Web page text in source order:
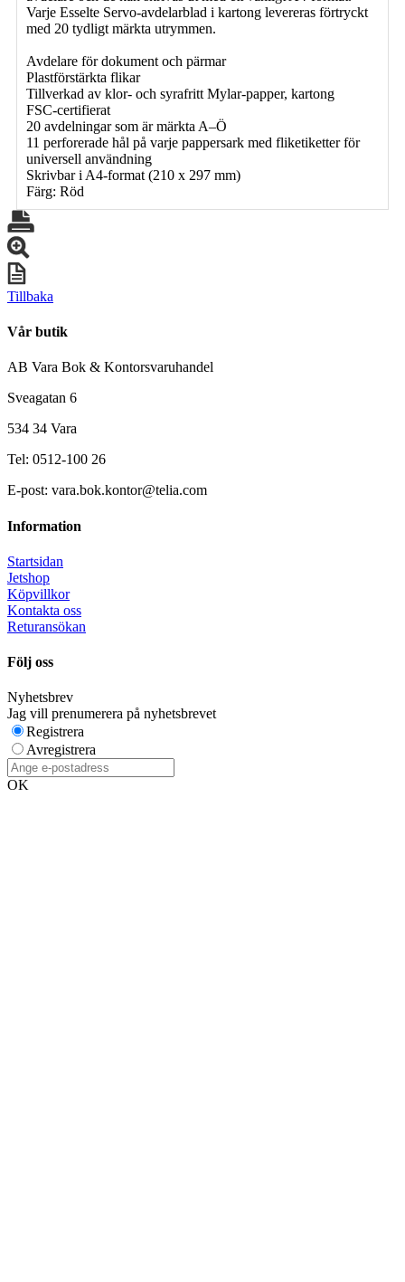
Varje Esselte Servo-avdelarblad i kartong levereras förtryckt
med 20 tydligt märkta utrymmen.
Avdelare för dokument och pärmar
Plastförstärkta flikar
Tillverkad av klor- och syrafritt Mylar-papper, kartong
FSC-certifierat
20 avdelningar som är märkta A–Ö
11 perforerade hål på varje pappersark med fliketiketter för
universell användning
Skrivbar i A4-format (210 x 297 mm)
Färg: Röd
Tillbaka
Vår butik
AB Vara Bok & Kontorsvaruhandel
Sveagatan 6
534 34 Vara
Tel: 0512-100 26
E-post: vara.bok.kontor@telia.com
Information
Startsidan
Jetshop
Köpvillkor
Kontakta oss
Returansökan
Följ oss
Nyhetsbrev
Jag vill prenumerera på nyhetsbrevet
Registrera
Avregistrera
OK